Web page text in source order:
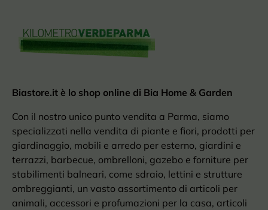
Biastore.it è lo shop online di Bia Home & Garden
Con il nostro unico punto vendita a Parma, siamo
specializzati nella vendita di piante e fiori, prodotti per
giardinaggio, mobili e arredo per esterno, giardini e
terrazzi, barbecue, ombrelloni, gazebo e forniture per
stabilimenti balneari, come sdraio, lettini e strutture
ombreggianti, un vasto assortimento di articoli per
animali, accessori e profumazioni per la casa, articoli